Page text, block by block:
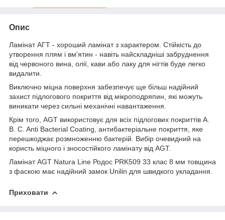
Опис
Ламінат АГТ - хороший ламінат з характером. Стійкість до
утворення плям і вм'ятин - навіть найскладніші забруднення
від червоного вина, олії, кави або лаку для нігтів буде легко
видалити.
Виключно міцна поверхня забезпечує ще більш надійний
захист підлогового покриття від мікроподряпин, які можуть
виникати через сильні механічні навантаження.
Крім того, AGT використовує для всіх підлогових покриттів A.
B. C. Anti Bacterial Coating, антибактеріальне покриття, яке
перешкоджає розмноженню бактерій. Вибір очевидний на
користь міцного і зносостійкого ламінату від AGT.
Ламінат AGT Natura Line Родос PRK509 33 клас 8 мм товщина
з фаскою має надійний замок Unilin для швидкого укладання.
Приховати